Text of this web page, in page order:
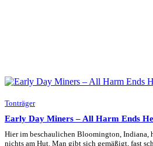
Tonträger
Early Day Miners – All Harm Ends
Hier im beschaulichen Bloomington, Indiana,
nichts am Hut. Man gibt sich gemäßigt, fast